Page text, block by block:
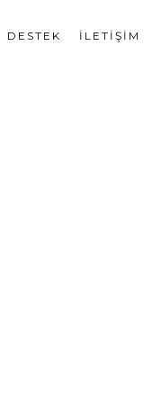
DESTEK İLETIŞIM